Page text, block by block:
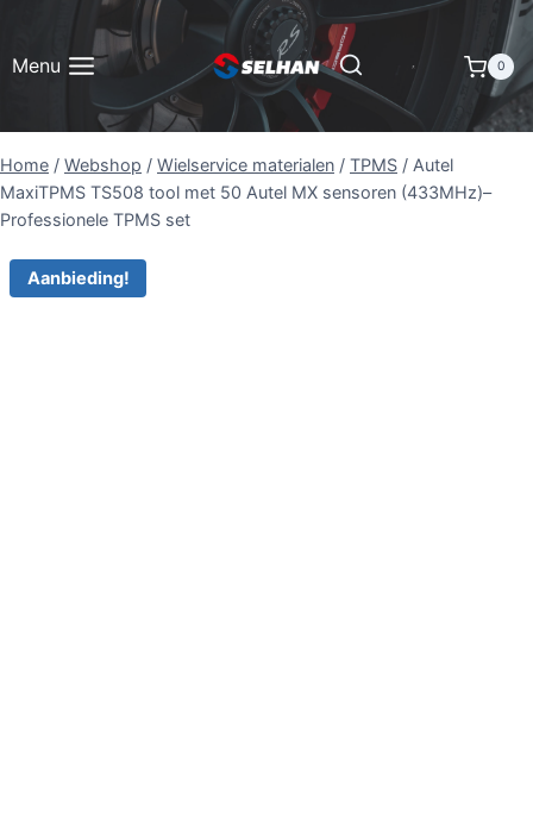
inhoud
Menu 0
Home / Webshop / Wielservice materialen / TPMS / Autel
MaxiTPMS TS508 tool met 50 Autel MX sensoren (433MHz)–
Professionele TPMS set
Aanbieding!